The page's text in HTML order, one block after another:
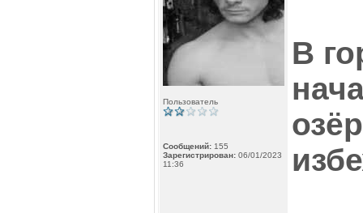
Пользователь
Сообщений: 155
Зарегистрирован: 06/01/2023
11:36
В